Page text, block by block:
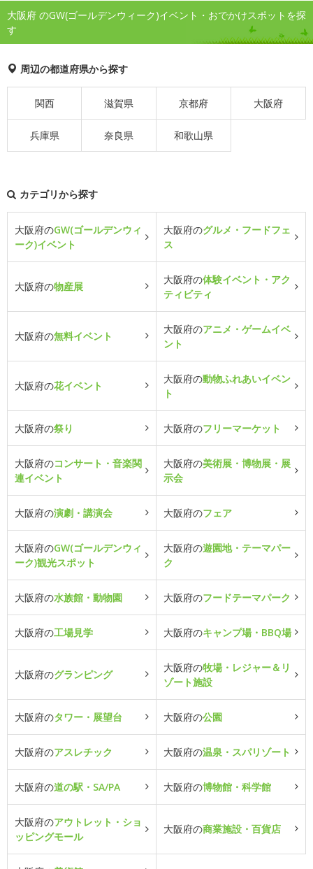
大阪府 のGW(ゴールデンウィーク)イベント・おでかけスポットを探
す
周辺の都道府県から探す
関西 滋賀県 京都府 大阪府
兵庫県 奈良県 和歌山県
カテゴリから探す
大阪府のGW(ゴールデンウィ
ーク)イベント
大阪府のグルメ・フードフェ
ス
大阪府の物産展
大阪府の体験イベント・アク
ティビティ
大阪府の無料イベント
大阪府のアニメ・ゲームイベ
ント
大阪府の花イベント
大阪府の動物ふれあいイベン
ト
大阪府の祭り 大阪府のフリーマーケット
大阪府のコンサート・音楽関
連イベント
大阪府の美術展・博物展・展
示会
大阪府の演劇・講演会 大阪府のフェア
大阪府のGW(ゴールデンウィ
ーク)観光スポット
大阪府の遊園地・テーマパー
ク
大阪府の水族館・動物園 大阪府のフードテーマパーク
大阪府の工場見学 大阪府のキャンプ場・BBQ場
大阪府のグランピング
大阪府の牧場・レジャー＆リ
ゾート施設
大阪府のタワー・展望台 大阪府の公園
大阪府のアスレチック 大阪府の温泉・スパリゾート
大阪府の道の駅・SA/PA 大阪府の博物館・科学館
大阪府のアウトレット・ショ
ッピングモール
大阪府の商業施設・百貨店